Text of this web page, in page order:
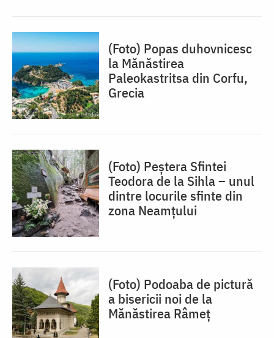
(Foto) Popas duhovnicesc
la Mănăstirea
Paleokastritsa din Corfu,
Grecia
(Foto) Peștera Sfintei
Teodora de la Sihla – unul
dintre locurile sfinte din
zona Neamțului
(Foto) Podoaba de pictură
a bisericii noi de la
Mănăstirea Râmeț